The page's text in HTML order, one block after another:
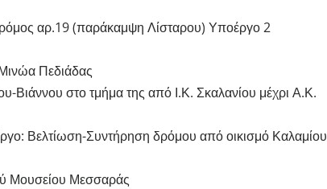
αρ.19 (παράκαμψη Λίσταρου) Υποέργο 2
Πεδιάδας
Βιάννου στο τμήμα της από Ι.Κ. Σκαλανίου μέχρι Α.Κ.
Βελτίωση-Συντήρηση δρόμου από οικισμό Καλαμίου
Μουσείου Μεσσαράς